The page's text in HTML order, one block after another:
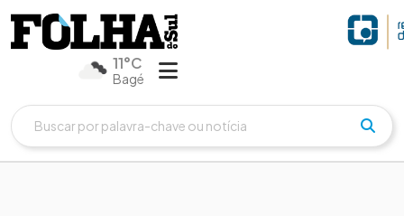
11°C
Bagé